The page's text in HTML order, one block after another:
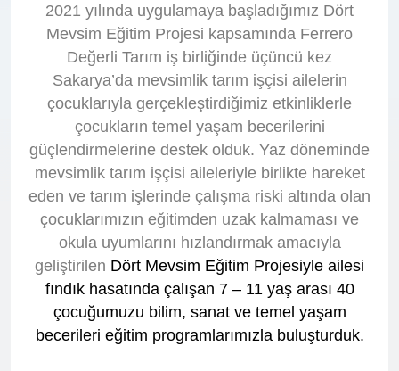
2021 yılında uygulamaya başladığımız Dört
Mevsim Eğitim Projesi kapsamında Ferrero
Değerli Tarım iş birliğinde üçüncü kez
Sakarya’da mevsimlik tarım işçisi ailelerin
çocuklarıyla gerçekleştirdiğimiz etkinliklerle
çocukların temel yaşam becerilerini
güçlendirmelerine destek olduk. Yaz döneminde
mevsimlik tarım işçisi aileleriyle birlikte hareket
eden ve tarım işlerinde çalışma riski altında olan
çocuklarımızın eğitimden uzak kalmaması ve
okula uyumlarını hızlandırmak amacıyla
geliştirilen Dört Mevsim Eğitim Projesiyle ailesi
fındık hasatında çalışan 7 – 11 yaş arası 40
çocuğumuzu bilim, sanat ve temel yaşam
becerileri eğitim programlarımızla buluşturduk.